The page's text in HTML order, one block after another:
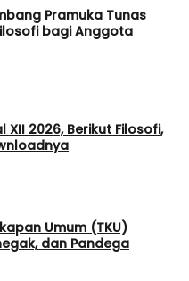
Pramuka Tunas
bagi Anggota
2026, Berikut Filosofi,
Umum (TKU)
dan Pandega